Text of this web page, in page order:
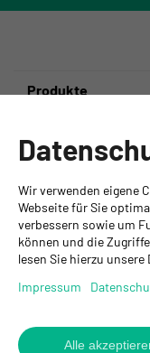
Produkte
GYSO AG
Hauptsitz Kloten
Steinackerstrasse
8302 Kloten
+ 41 43 255 55 55
www.gyso.ch
Wir verwenden eigene
Webseite für Sie
verbessern sowie um
können und die
lesen Sie hierzu
Impressum
Alle